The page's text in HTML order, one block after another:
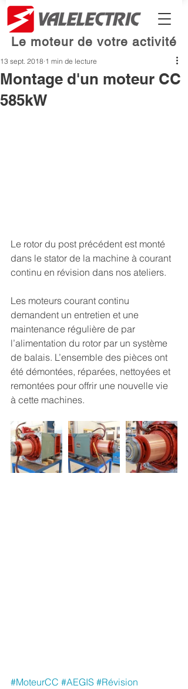
Le moteur de votre activité
Montage d'un moteur CC
585kW
13 sept. 2018 1 min de lecture
Le rotor du post précédent est monté
dans le stator de la machine à courant
continu en révision dans nos ateliers.
Les moteurs courant continu
demandent un entretien et une
maintenance régulière de par
l’alimentation du rotor par un système
de balais. L’ensemble des pièces ont
été démontées, réparées, nettoyées et
remontées pour offrir une nouvelle vie
à cette machines.
#MoteurCC #AEGIS #Révision